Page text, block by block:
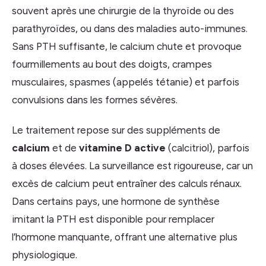
souvent après une chirurgie de la thyroïde ou des
parathyroïdes, ou dans des maladies auto-immunes.
Sans PTH suffisante, le calcium chute et provoque
fourmillements au bout des doigts, crampes
musculaires, spasmes (appelés tétanie) et parfois
convulsions dans les formes sévères.
Le traitement repose sur des suppléments de
calcium et de vitamine D active (calcitriol), parfois
à doses élevées. La surveillance est rigoureuse, car un
excès de calcium peut entraîner des calculs rénaux.
Dans certains pays, une hormone de synthèse
imitant la PTH est disponible pour remplacer
l’hormone manquante, offrant une alternative plus
physiologique.